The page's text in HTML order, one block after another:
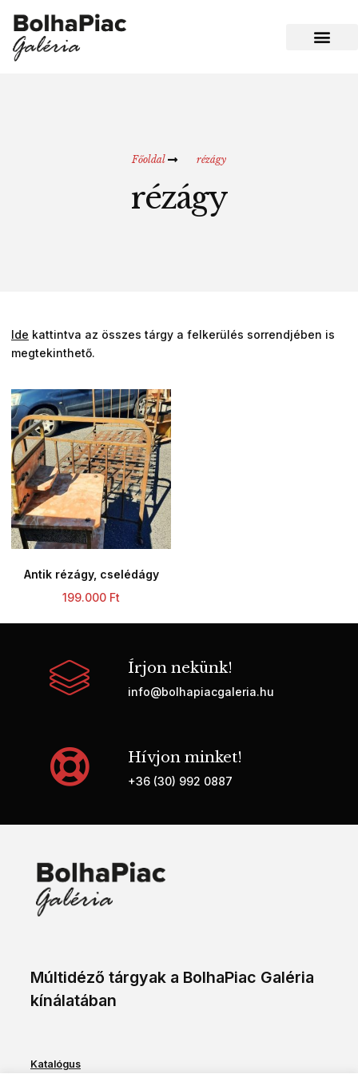
Főoldal rézágy
rézágy
Ide kattintva az összes tárgy a felkerülés sorrendjében is
megtekinthető.
Antik rézágy, cselédágy
199.000 Ft
Írjon nekünk!
info@bolhapiacgaleria.hu
Hívjon minket!
+36 (30) 992 0887
Múltidéző tárgyak a BolhaPiac Galéria
kínálatában
Katalógus